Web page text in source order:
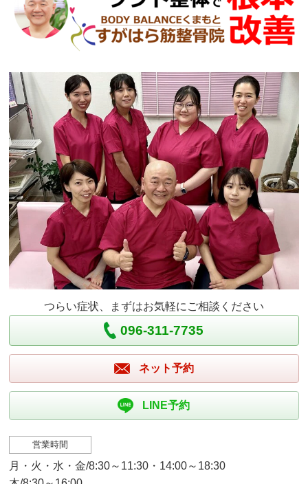
つらい症状、まずはお気軽にご相談ください
096-311-7735
ネット予約
LINE予約
営業時間
月・火・水・金/8:30～11:30・14:00～18:30